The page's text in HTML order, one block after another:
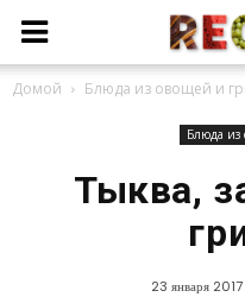
Домой Блюда из овощей и
Блюда из
Тыква,
23 января 2017